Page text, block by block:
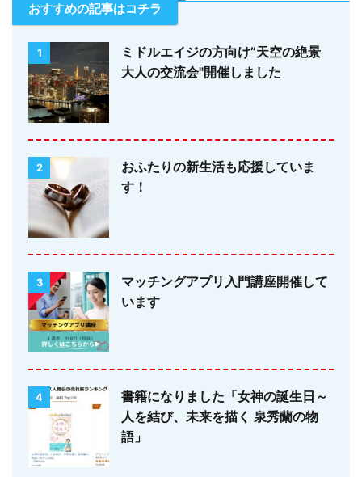
おすすめの記事はコチラ
1
ミドルエイジの方向け”天空の絶景
大人の交流会"開催しました
2
おふたりの新生活も応援していま
す！
3
マッチングアプリ入門講座開催して
います
4
書籍になりました「女神の誕生日～
人を結び、未来を描く 泉秀蘭の物
語」